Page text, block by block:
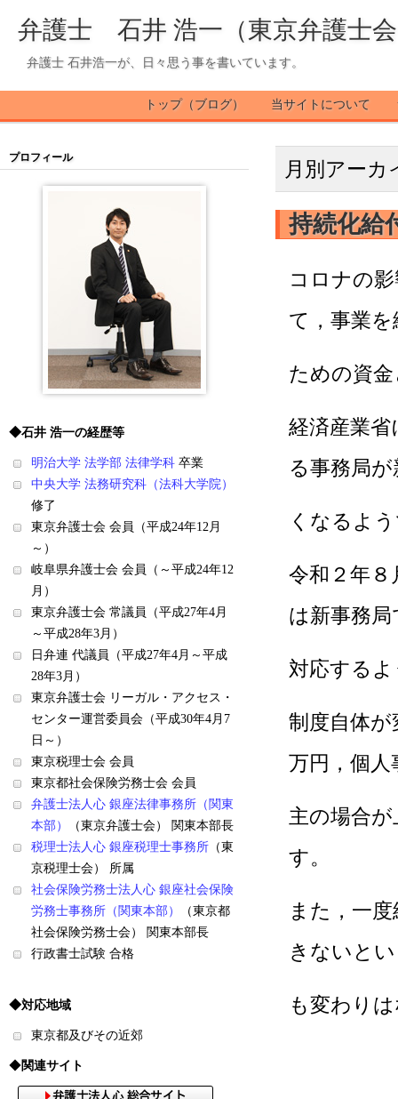
弁護士 石井 浩一（東京弁護士
弁護士 石井浩一が、日々思う事を書いています。
トップ（ブログ） 当サイトについて
月別アー
持続化給
コロナの
て，事業
ための資
経済産業
る事務局
くなるよ
令和２年
は新事務局
対応する
制度自体
万円，個人
主の場合
す。
また，一
きないと
も変わり
プロフィール
◆石井 浩一の経歴等
明治大学 法学部 法律学科 卒業
中央大学 法務研究科（法科大学院）
修了
東京弁護士会 会員（平成24年12月
～）
岐阜県弁護士会 会員（～平成24年12
月）
東京弁護士会 常議員（平成27年4月
～平成28年3月）
日弁連 代議員（平成27年4月～平成
28年3月）
東京弁護士会 リーガル・アクセス・
センター運営委員会（平成30年4月7
日～）
東京税理士会 会員
東京都社会保険労務士会 会員
弁護士法人心 銀座法律事務所（関東
本部）
（東京弁護士会） 関東本部長
税理士法人心 銀座税理士事務所 （東
京税理士会） 所属
社会保険労務士法人心 銀座社会保険
労務士事務所（関東本部）
（東京都
社会保険労務士会） 関東本部長
行政書士試験 合格
◆対応地域
東京都及びその近郊
◆関連サイト